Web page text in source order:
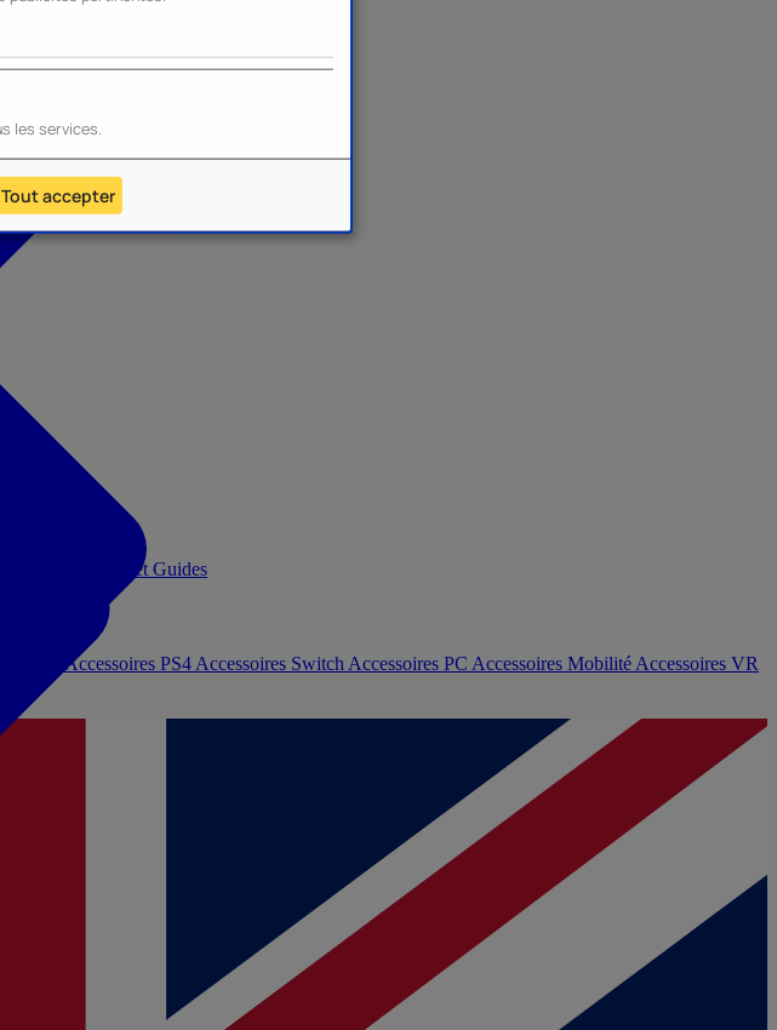
les services.
Tout accepter
Livres et Guides
Accessoires PS4 Accessoires Switch Accessoires PC Accessoires Mobilité Accessoires VR